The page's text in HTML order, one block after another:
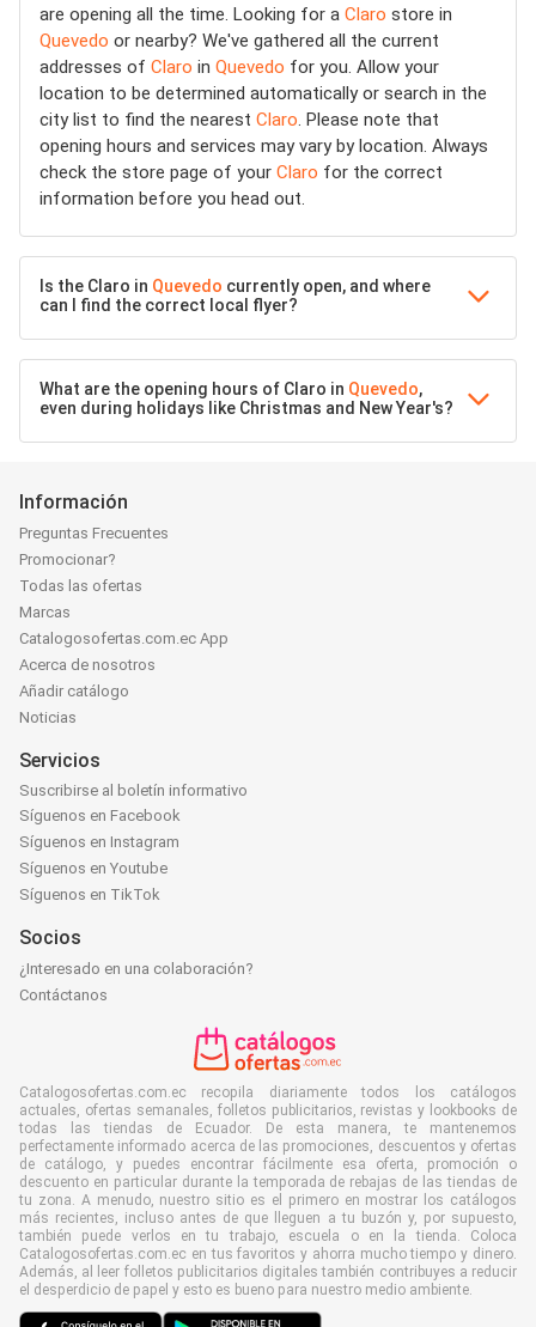
are opening all the time. Looking for a Claro store in
Quevedo or nearby? We've gathered all the current
addresses of Claro in Quevedo for you. Allow your
location to be determined automatically or search in the
city list to find the nearest Claro. Please note that
opening hours and services may vary by location. Always
check the store page of your Claro for the correct
information before you head out.
Is the Claro in Quevedo currently open, and where
can I find the correct local flyer?
What are the opening hours of Claro in Quevedo,
even during holidays like Christmas and New Year's?
Información
Preguntas Frecuentes
Promocionar?
Todas las ofertas
Marcas
Catalogosofertas.com.ec App
Acerca de nosotros
Añadir catálogo
Noticias
Servicios
Suscribirse al boletín informativo
Síguenos en Facebook
Síguenos en Instagram
Síguenos en Youtube
Síguenos en TikTok
Socios
¿Interesado en una colaboración?
Contáctanos
Catalogosofertas.com.ec recopila diariamente todos los catálogos
actuales, ofertas semanales, folletos publicitarios, revistas y lookbooks de
todas las tiendas de Ecuador. De esta manera, te mantenemos
perfectamente informado acerca de las promociones, descuentos y ofertas
de catálogo, y puedes encontrar fácilmente esa oferta, promoción o
descuento en particular durante la temporada de rebajas de las tiendas de
tu zona. A menudo, nuestro sitio es el primero en mostrar los catálogos
más recientes, incluso antes de que lleguen a tu buzón y, por supuesto,
también puede verlos en tu trabajo, escuela o en la tienda. Coloca
Catalogosofertas.com.ec en tus favoritos y ahorra mucho tiempo y dinero.
Además, al leer folletos publicitarios digitales también contribuyes a reducir
el desperdicio de papel y esto es bueno para nuestro medio ambiente.